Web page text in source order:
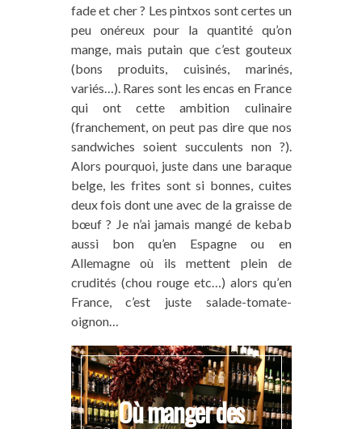
fade et cher ? Les pintxos sont certes un
peu onéreux pour la quantité qu’on
mange, mais putain que c’est gouteux
(bons produits, cuisinés, marinés,
variés…). Rares sont les encas en France
qui ont cette ambition culinaire
(franchement, on peut pas dire que nos
sandwiches soient succulents non ?).
Alors pourquoi, juste dans une baraque
belge, les frites sont si bonnes, cuites
deux fois dont une avec de la graisse de
bœuf ? Je n’ai jamais mangé de kebab
aussi bon qu’en Espagne ou en
Allemagne où ils mettent plein de
crudités (chou rouge etc…) alors qu’en
France, c’est juste salade-tomate-
oignon…
Où manger des